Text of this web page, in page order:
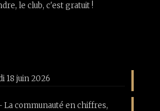
le club, c'est gratuit !
18 juin 2026
La communauté en chiffres,